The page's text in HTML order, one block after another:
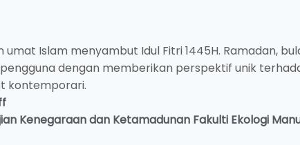
Islam menyambut Idul Fitri 1445H. Ramadan,
dengan memberikan perspektif unik
kontemporari.
Kenegaraan dan Ketamadunan Fakulti Ekologi